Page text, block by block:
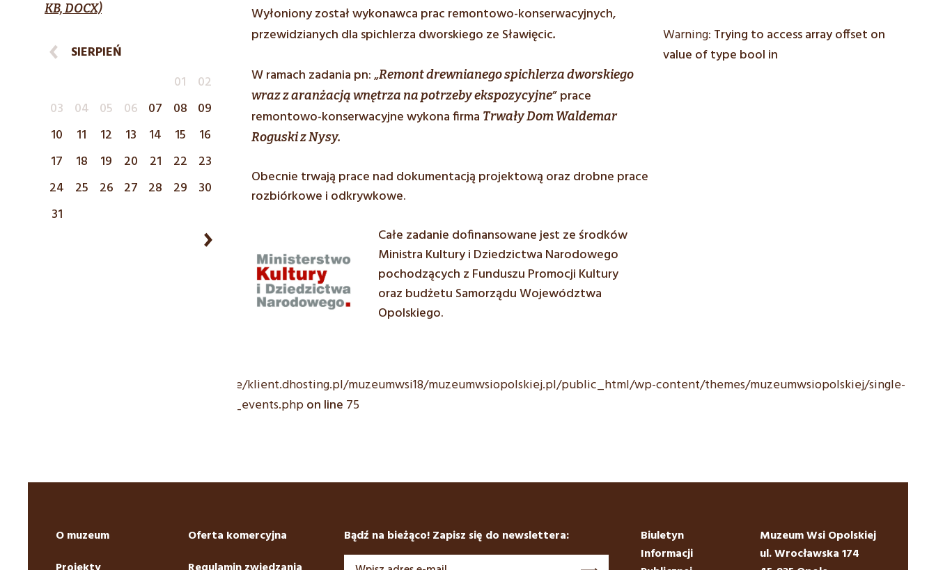
KB, DOCX)
SIERPIEŃ
01
02
03
04 05 06 07 08 09
10
11 12 13 14 15
16
17
18 19 20 21 22
23
24
25 26 27 28 29
30
31
Wyłoniony został wykonawca prac remontowo-konserwacyjnych,
przewidzianych dla spichlerza dworskiego ze Sławięcic.
W ramach zadania pn: „Remont drewnianego spichlerza dworskiego
wraz z aranżacją wnętrza na potrzeby ekspozycyjne” prace
remontowo-konserwacyjne wykona firma Trwały Dom Waldemar
Roguski z Nysy.
Obecnie trwają prace nad dokumentacją projektową oraz drobne prace
rozbiórkowe i odkrywkowe.
Całe zadanie dofinansowane jest ze środków
Ministra Kultury i Dziedzictwa Narodowego
pochodzących z Funduszu Promocji Kultury
oraz budżetu Samorządu Województwa
Opolskiego.
Warning: Trying to access array offset on
value of type bool in
/home/klient.dhosting.pl/muzeumwsi18/muzeumwsiopolskiej.pl/public_html/wp-content/themes/muzeumwsiopolskiej/single-
mwp_events.phpon line 75
O muzeum
Oferta komercyjna
Bądź na bieżąco! Zapisz się do newslettera:
Biuletyn
Informacji
Muzeum Wsi Opolskiej
ul. Wrocławska 174